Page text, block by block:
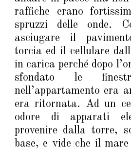
raffiche erano
spruzzi delle onde.
asciugare il
torcia ed il cellulare
in carica perché dopo
sfondato le
nell’appartamento era
era ritornata. Ad un
odore di apparati
provenire dalla torre,
base, e vide che il